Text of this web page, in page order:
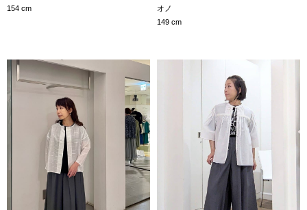
154 cm
オノ
149 cm